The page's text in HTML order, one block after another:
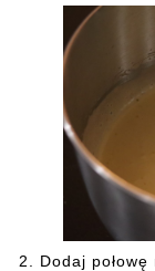
2. Dodaj